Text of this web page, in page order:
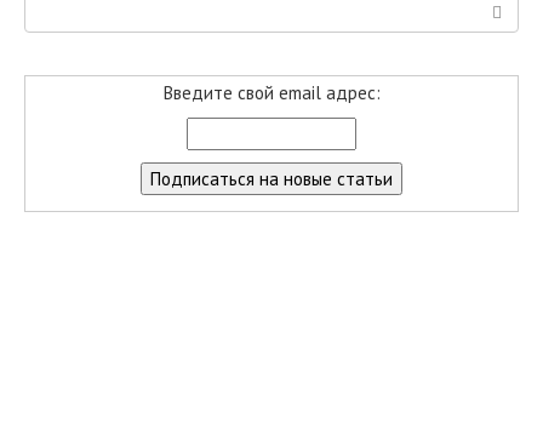
Введите свой email адрес: